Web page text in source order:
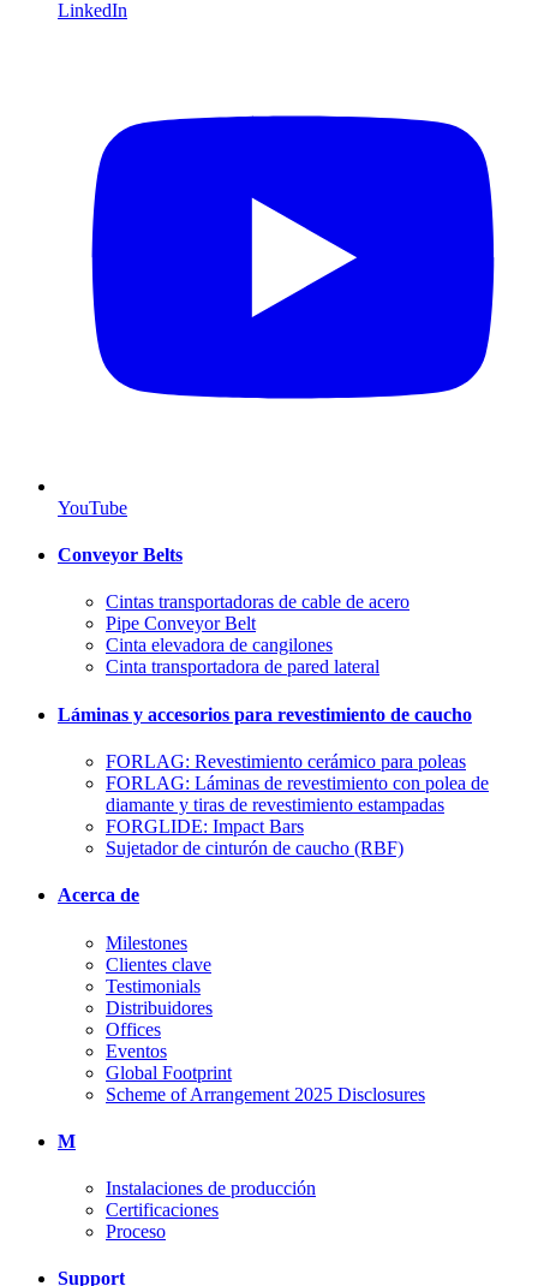
LinkedIn
YouTube
Conveyor Belts
Cintas transportadoras de cable de acero
Pipe Conveyor Belt
Cinta elevadora de cangilones
Cinta transportadora de pared lateral
Láminas y accesorios para revestimiento de caucho
FORLAG: Revestimiento cerámico para poleas
FORLAG: Láminas de revestimiento con polea de
diamante y tiras de revestimiento estampadas
FORGLIDE: Impact Bars
Sujetador de cinturón de caucho (RBF)
Acerca de
Milestones
Clientes clave
Testimonials
Distribuidores
Offices
Eventos
Global Footprint
Scheme of Arrangement 2025 Disclosures
M
Instalaciones de producción
Certificaciones
Proceso
Support